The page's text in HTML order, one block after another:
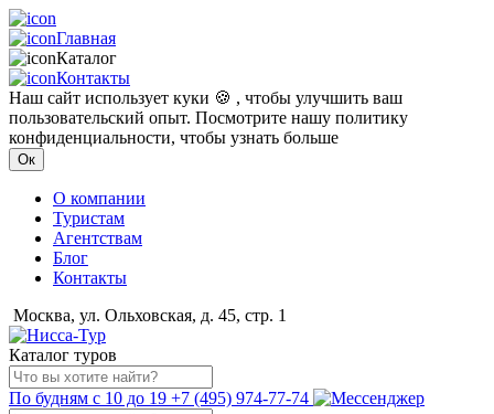
Главная
Каталог
Контакты
Наш сайт использует куки 🍪 , чтобы улучшить ваш
пользовательский опыт. Посмотрите нашу политику
конфиденциальности, чтобы узнать больше
Ок
О компании
Туристам
Агентствам
Блог
Контакты
Москва, ул. Ольховская, д. 45, стр. 1
Каталог туров
По будням с 10 до 19 +7 (495) 974-77-74